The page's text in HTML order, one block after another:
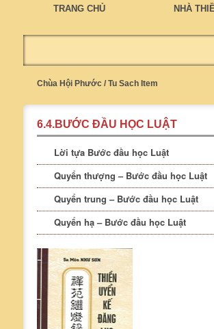
TRANG CHỦ NHÀ
Chùa Hội Phước / Tu Sach Item
6.4.BƯỚC ĐẦU HỌC LUẬT
Lời tựa Bước đầu học Luật
Quyển thượng – Bước đầu học Luật
Quyển trung – Bước đầu học Luật
Quyển hạ – Bước đầu học Luật